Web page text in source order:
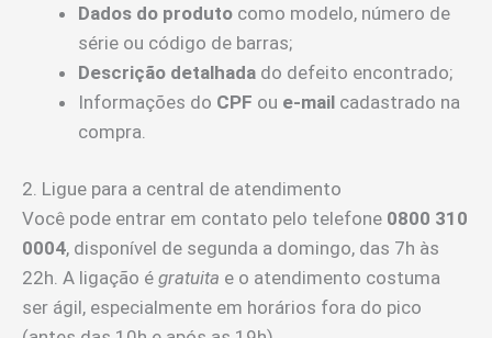
Dados do produto como modelo, número de
série ou código de barras;
Descrição detalhada do defeito encontrado;
Informações do CPF ou e-mail cadastrado na
compra.
2. Ligue para a central de atendimento
Você pode entrar em contato pelo telefone 0800 310
0004, disponível de segunda a domingo, das 7h às
22h. A ligação é gratuita e o atendimento costuma
ser ágil, especialmente em horários fora do pico